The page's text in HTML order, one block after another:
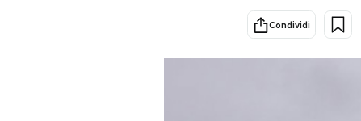
Altrecose
Condividi